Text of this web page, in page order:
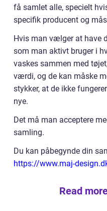
få samlet alle, specielt
specifik producent og
Hvis man vælger at have
som man aktivt bruger i
vaskes sammen med
værdi, og de kan måske
stykker, at de ikke
nye.
Det må man acceptere
samling.
Du kan påbegynde din
https://www.maj-
Read